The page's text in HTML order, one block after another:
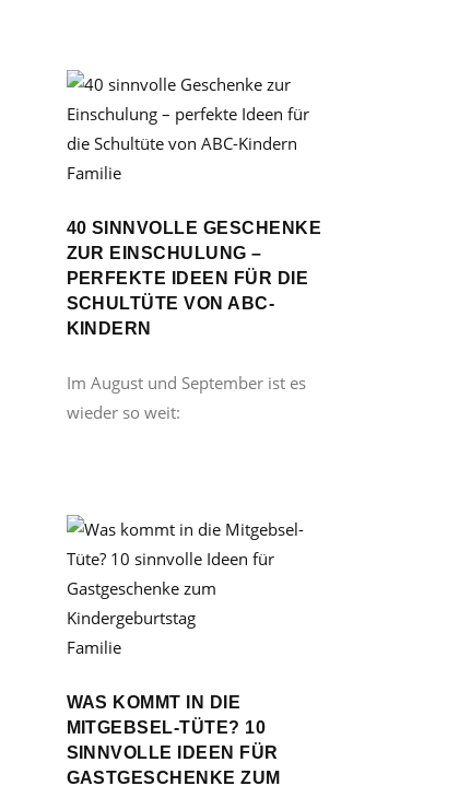
Familie
40 SINNVOLLE GESCHENKE
ZUR EINSCHULUNG –
PERFEKTE IDEEN FÜR DIE
SCHULTÜTE VON ABC-
KINDERN
Im August und September ist es
wieder so weit:
Familie
WAS KOMMT IN DIE
MITGEBSEL-TÜTE? 10
SINNVOLLE IDEEN FÜR
GASTGESCHENKE ZUM